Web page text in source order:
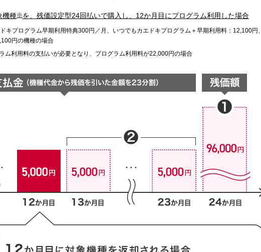
機種※を、残価設定型24回払いで購入し、12か月目にプログラム利用した場合
キプログラム早期利用特典300円／月、いつでもカエドキプログラム＋早期利用料：12,100円
円の機種の場合
ム利用料の支払いが必要となり、プログラム利用料が22,000円の場合